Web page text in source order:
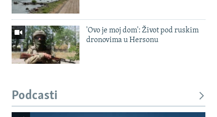
'Ovo je moj dom': Život pod ruskim
dronovima u Hersonu
Podcasti